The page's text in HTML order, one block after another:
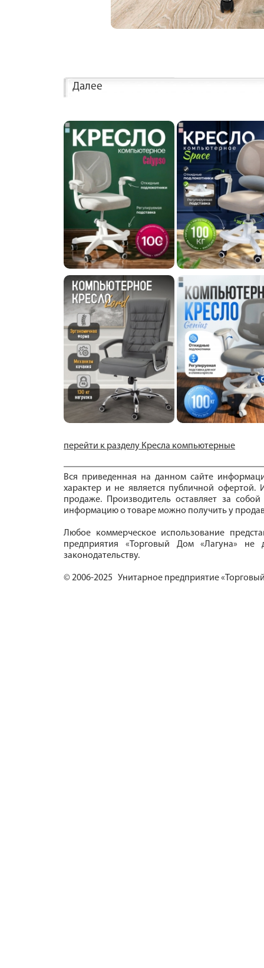
Далее
перейти к разделу Кресла компьютерные
Вся приведенная на данном сайте
характер и не является публичной офертой.
продаже. Производитель оставляет за
информацию о товаре можно получить у
Любое коммерческое использование
предприятия «Торговый Дом «Лагуна» не
законодательству.
© 2006-2025 Унитарное предприятие